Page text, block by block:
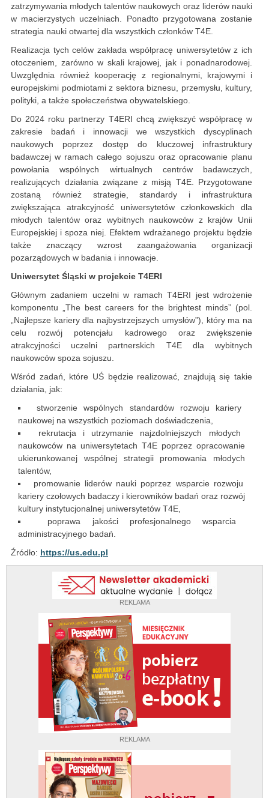
REKLAMA
REKLAMA
zatrzymywania młodych talentów naukowych oraz liderów nauki
w macierzystych uczelniach. Ponadto przygotowana zostanie
strategia nauki otwartej dla wszystkich członków T4E.
Realizacja tych celów zakłada współpracę uniwersytetów z ich
otoczeniem, zarówno w skali krajowej, jak i ponadnarodowej.
Uwzględnia również kooperację z regionalnymi, krajowymi i
europejskimi podmiotami z sektora biznesu, przemysłu, kultury,
polityki, a także społeczeństwa obywatelskiego.
Do 2024 roku partnerzy T4ERI chcą zwiększyć współpracę w
zakresie badań i innowacji we wszystkich dyscyplinach
naukowych poprzez dostęp do kluczowej infrastruktury
badawczej w ramach całego sojuszu oraz opracowanie planu
powołania wspólnych wirtualnych centrów badawczych,
realizujących działania związane z misją T4E. Przygotowane
zostaną również strategie, standardy i infrastruktura
zwiększająca atrakcyjność uniwersytetów członkowskich dla
młodych talentów oraz wybitnych naukowców z krajów Unii
Europejskiej i spoza niej. Efektem wdrażanego projektu będzie
także znaczący wzrost zaangażowania organizacji
pozarządowych w badania i innowacje.
Uniwersytet Śląski w projekcie T4ERI
Głównym zadaniem uczelni w ramach T4ERI jest wdrożenie
komponentu „The best careers for the brightest minds” (pol.
„Najlepsze kariery dla najbystrzejszych umysłów”), który ma na
celu rozwój potencjału kadrowego oraz zwiększenie
atrakcyjności uczelni partnerskich T4E dla wybitnych
naukowców spoza sojuszu.
Wśród zadań, które UŚ będzie realizować, znajdują się takie
działania, jak:
stworzenie wspólnych standardów rozwoju kariery
naukowej na wszystkich poziomach doświadczenia,
rekrutacja i utrzymanie najzdolniejszych młodych
naukowców na uniwersytetach T4E poprzez opracowanie
ukierunkowanej wspólnej strategii promowania młodych
talentów,
promowanie liderów nauki poprzez wsparcie rozwoju
kariery czołowych badaczy i kierowników badań oraz rozwój
kultury instytucjonalnej uniwersytetów T4E,
poprawa jakości profesjonalnego wsparcia
administracyjnego badań.
Źródło: https://us.edu.pl